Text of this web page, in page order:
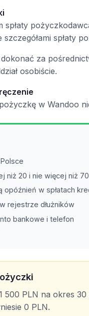
spłaty
spłaty
dokonać za
osobiście.
w Wandoo
niż 20 i nie więcej niż
opóźnień w spłatach
rejestrze dłużników
bankowe i telefon
500 PLN na okres
0 PLN.